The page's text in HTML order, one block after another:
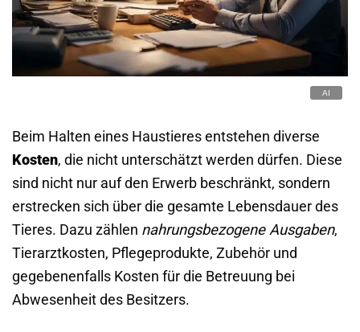
Beim Halten eines Haustieres entstehen diverse
Kosten, die nicht unterschätzt werden dürfen. Diese
sind nicht nur auf den Erwerb beschränkt, sondern
erstrecken sich über die gesamte Lebensdauer des
Tieres. Dazu zählen nahrungsbezogene Ausgaben,
Tierarztkosten, Pflegeprodukte, Zubehör und
gegebenenfalls Kosten für die Betreuung bei
Abwesenheit des Besitzers.